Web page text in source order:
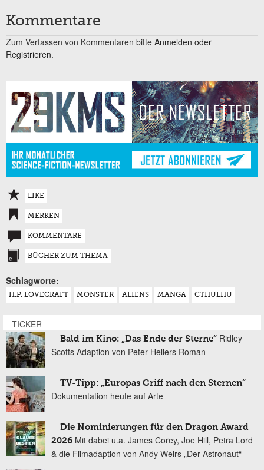
Kommentare
Zum Verfassen von Kommentaren bitte Anmelden oder
Registrieren.
LIKE
MERKEN
KOMMENTARE
BÜCHER ZUM THEMA
Schlagworte:
H.P. LOVECRAFT MONSTER ALIENS MANGA CTHULHU
TICKER
Bald im Kino: „Das Ende der Sterne“ Ridley
Scotts Adaption von Peter Hellers Roman
TV-Tipp: „Europas Griff nach den Sternen“
Dokumentation heute auf Arte
Die Nominierungen für den Dragon Award
2026 Mit dabei u.a. James Corey, Joe Hill, Petra Lord
& die Filmadaption von Andy Weirs „Der Astronaut“